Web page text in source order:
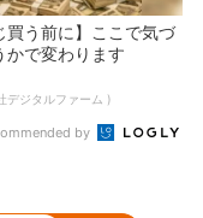
買う前に】ここで気づ
かで変わります
デジタルファーム )
by